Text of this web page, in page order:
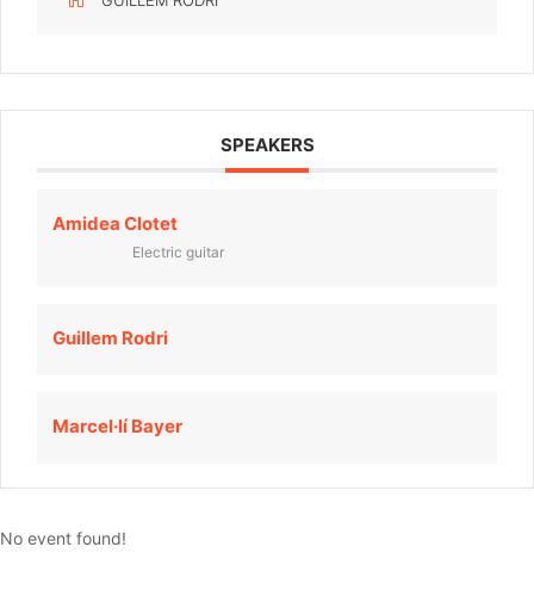
SPEAKERS
Amidea Clotet
Electric guitar
Guillem Rodri
Marcel·lí Bayer
No event found!